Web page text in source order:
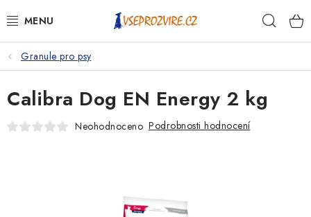
na
PSI
KOČKY
KONĚ
Granule pro psy
Calibra Dog EN Energy 2 kg
Neohodnoceno Podrobnosti hodnocení